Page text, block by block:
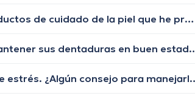
Mi piel facial es extremadamente sensible y reacciona negativamente a varios productos de cuidado de la piel que he probado, ¿podría ser una señal de alguna afección subyacente o simplemente tengo una piel muy sensible?
Mi tío mayor usa dentaduras postizas, ¿cuáles son los
Buen día. Últimamente he estado teniendo